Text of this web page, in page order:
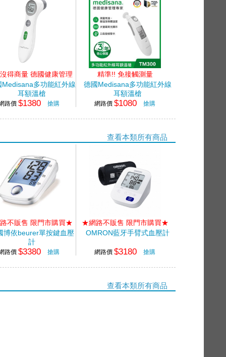
得商量 德國健康管理
專家
Medisana多功能紅外線
耳額溫槍
路價 $1380 搶購
精準!! 免接觸測量
德國Medisana多功能紅外線
耳額溫槍
網路價 $1080 搶購
查看本類所有商品
不販售 限門市購買★
博依beurer單按鍵血壓
計
路價 $3380 搶購
★網路不販售 限門市購買★
OMRON藍牙手臂式血壓計
網路價 $3180 搶購
查看本類所有商品